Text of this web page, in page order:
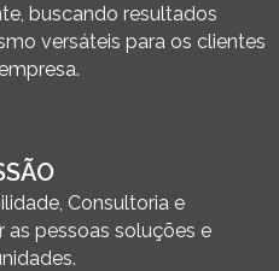
buscando resultados
versáteis para os clientes
Consultoria e
pessoas soluções e